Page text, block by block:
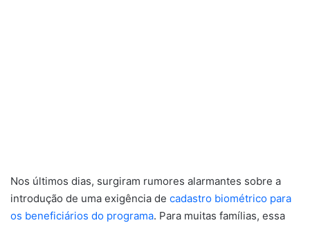
Nos últimos dias, surgiram rumores alarmantes sobre a
introdução de uma exigência de cadastro biométrico para
os beneficiários do programa. Para muitas famílias, essa